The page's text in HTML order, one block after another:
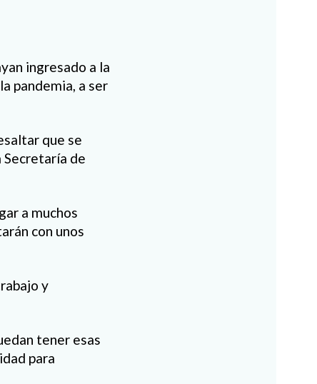
ingresado a la
pandemia, a ser
que se
de
a muchos
con unos
y
tener esas
para